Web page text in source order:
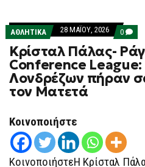
ΑΘΛΗΤΙΚΑ 28 ΜΑΪ́ΟΥ, 2026 0
ON
ΡΆΓΙΟ
ΤΩΝ
Κρίσταλ Πάλας-
Conference League:
Λονδρέζων πήραν
τον Ματετά
Κοινοποιήστε
ΚοινοποιήστεΗ Κρίσταλ